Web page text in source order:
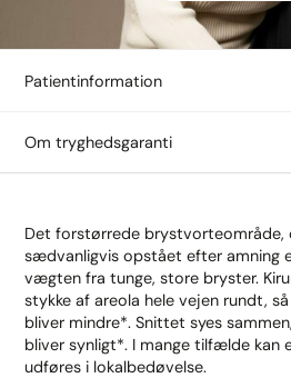
Patientinformation
Om tryghedsgaranti
Det forstørrede brystvorteområde,
sædvanligvis opstået efter amning
vægten fra tunge, store bryster.
stykke af areola hele vejen rundt,
bliver mindre*. Snittet syes
bliver synligt*. I mange tilfælde kan
udføres i lokalbedøvelse.